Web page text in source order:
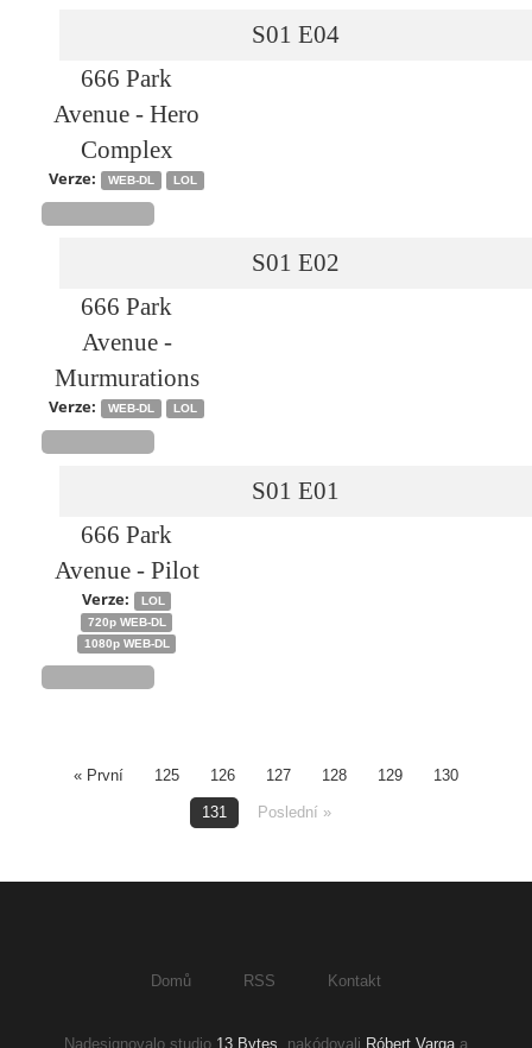
S01 E04
666 Park
Avenue - Hero
Complex
Verze: WEB-DL LOL
S01 E02
666 Park
Avenue -
Murmurations
Verze: WEB-DL LOL
S01 E01
666 Park
Avenue - Pilot
Verze:
LOL
720p WEB-DL
1080p WEB-DL
« První 125 126 127 128 129 130
131 Poslední »
Domů RSS Kontakt
Nadesignovalo studio 13 Bytes , nakódovali Róbert Varga a